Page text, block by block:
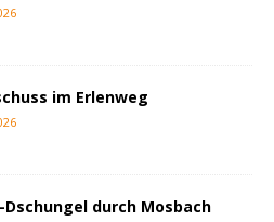
im Erlenweg
Dschungel durch Mosbach